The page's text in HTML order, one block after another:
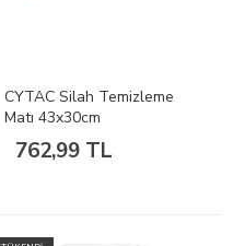
CYTAC Silah Temizleme
Matı 43x30cm
762,99 TL